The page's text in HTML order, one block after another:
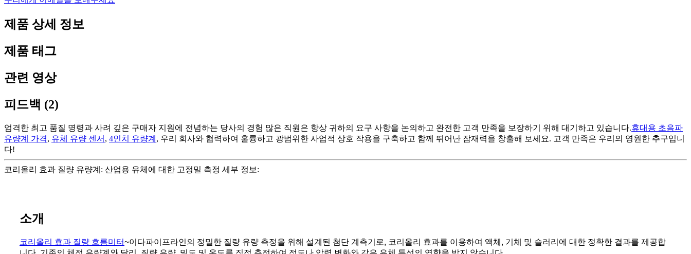
제품 상세 정보
제품 태그
관련 영상
피드백 (2)
엄격한 최고 품질 명령과 사려 깊은 구매자 지원에 전념하는 당사의 경험 많은 직원은 항상 귀하의 요구 사항을 논의하고 완전한 고객 만족을 보장하기 위해 대기하고 있습니다.휴대용 초음파
유량계 가격, 유체 유량 센서 , 4인치 유량계 , 우리 회사와 협력하여 훌륭하고 광범위한 사업적 상호 작용을 구축하고 함께 뛰어난 잠재력을 창출해 보세요. 고객 만족은 우리의 영원한 추구입니
다!
코리올리 효과 질량 유량계: 산업용 유체에 대한 고정밀 측정 세부 정보:
소개
코리올리 효과 질량 흐름미터~이다파이프라인의 정밀한 질량 유량 측정을 위해 설계된 첨단 계측기로, 코리올리 효과를 이용하여 액체, 기체 및 슬러리에 대한 정확한 결과를 제공합